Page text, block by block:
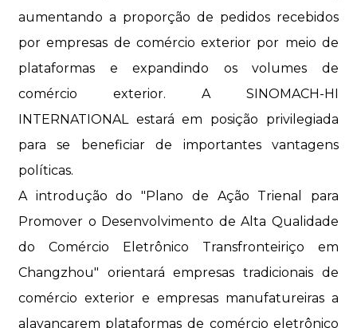
aumentando a proporção de pedidos recebidos
por empresas de comércio exterior por meio de
plataformas e expandindo os volumes de
comércio exterior. A SINOMACH-HI
INTERNATIONAL estará em posição privilegiada
para se beneficiar de importantes vantagens
políticas.
A introdução do "Plano de Ação Trienal para
Promover o Desenvolvimento de Alta Qualidade
do Comércio Eletrônico Transfronteiriço em
Changzhou" orientará empresas tradicionais de
comércio exterior e empresas manufatureiras a
alavancarem plataformas de comércio eletrônico